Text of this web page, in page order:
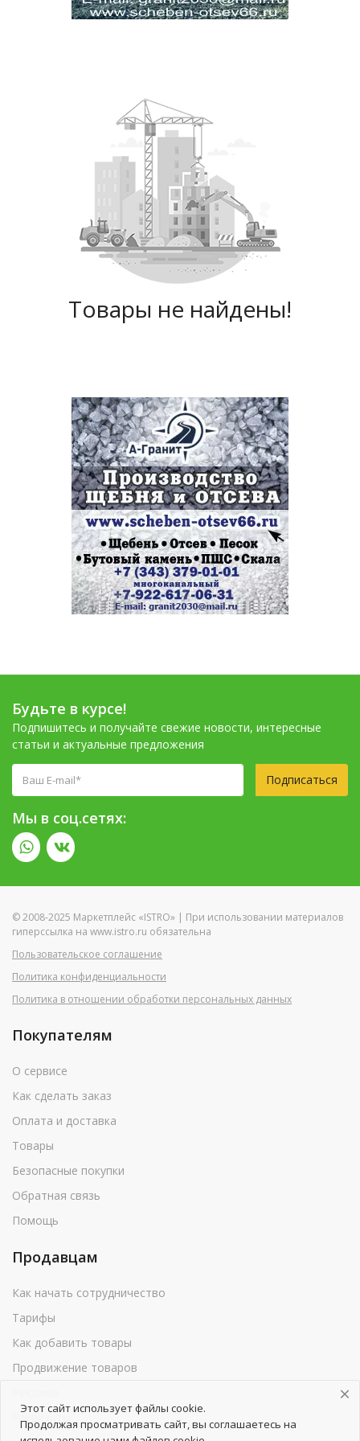
Товары не найдены!
Будьте в курсе!
Подпишитесь и получайте свежие новости, интересные
статьи и актуальные предложения
Подписаться
Мы в соц.сетях:
© 2008-2025 Маркетплейс «ISTRO» | При использовании материалов
гиперссылка на www.istro.ru обязательна
Пользовательское соглашение
Политика конфиденциальности
Политика в отношении обработки персональных данных
Покупателям
О сервисе
Как сделать заказ
Оплата и доставка
Товары
Безопасные покупки
Обратная связь
Помощь
Продавцам
Как начать сотрудничество
Тарифы
Как добавить товары
Продвижение товаров
Реквизиты
Этот сайт использует файлы cookie.
Продолжая просматривать сайт, вы соглашаетесь на